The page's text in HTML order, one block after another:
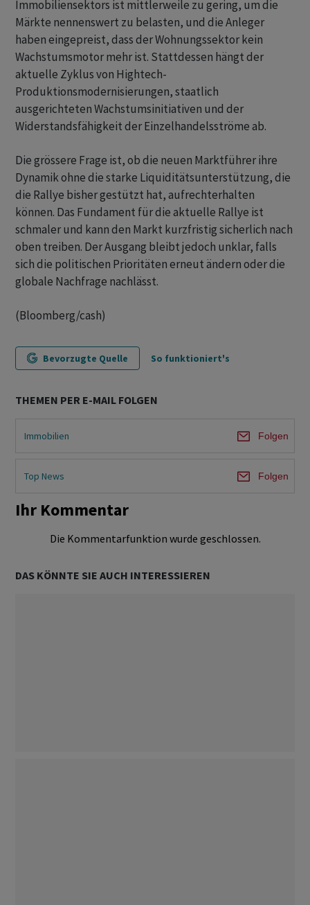
Immobiliensektors ist mittlerweile zu gering, um die
Märkte nennenswert zu belasten, und die Anleger
haben eingepreist, dass der Wohnungssektor kein
Wachstumsmotor mehr ist. Stattdessen hängt der
aktuelle Zyklus von Hightech-
Produktionsmodernisierungen, staatlich
ausgerichteten Wachstumsinitiativen und der
Widerstandsfähigkeit der Einzelhandelsströme ab.
Die grössere Frage ist, ob die neuen Marktführer ihre
Dynamik ohne die starke Liquiditätsunterstützung, die
die Rallye bisher gestützt hat, aufrechterhalten
können. Das Fundament für die aktuelle Rallye ist
schmaler und kann den Markt kurzfristig sicherlich nach
oben treiben. Der Ausgang bleibt jedoch unklar, falls
sich die politischen Prioritäten erneut ändern oder die
globale Nachfrage nachlässt.
(Bloomberg/cash)
Bevorzugte Quelle So funktioniert's
THEMEN PER E-MAIL FOLGEN
Immobilien Folgen
Top News Folgen
Ihr Kommentar
Die Kommentarfunktion wurde geschlossen.
DAS KÖNNTE SIE AUCH INTERESSIEREN